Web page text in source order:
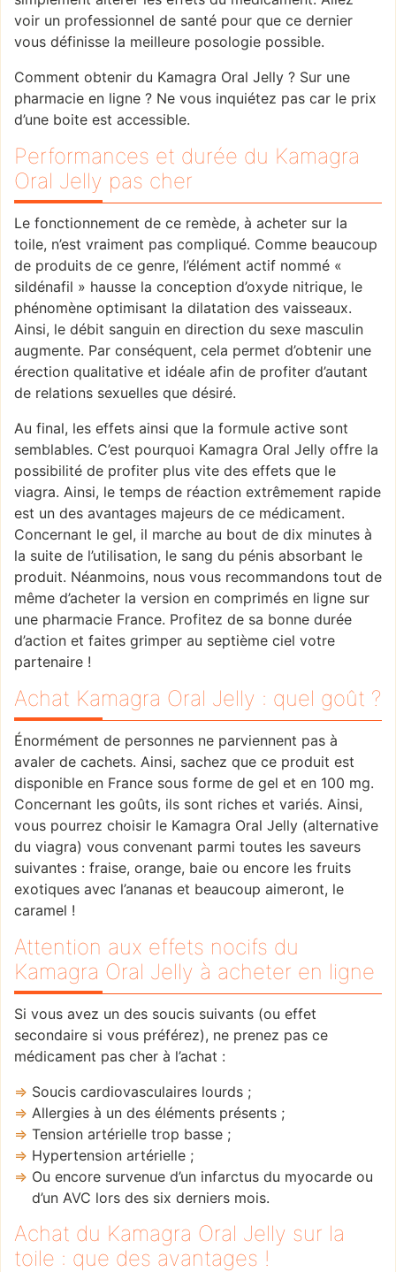
voir un professionnel de santé pour que ce dernier
vous définisse la meilleure posologie possible.
Comment obtenir du Kamagra Oral Jelly ? Sur une
pharmacie en ligne ? Ne vous inquiétez pas car le prix
d’une boite est accessible.
Performances et durée du Kamagra
Oral Jelly pas cher
Le fonctionnement de ce remède, à acheter sur la
toile, n’est vraiment pas compliqué. Comme beaucoup
de produits de ce genre, l’élément actif nommé «
sildénafil » hausse la conception d’oxyde nitrique, le
phénomène optimisant la dilatation des vaisseaux.
Ainsi, le débit sanguin en direction du sexe masculin
augmente. Par conséquent, cela permet d’obtenir une
érection qualitative et idéale afin de profiter d’autant
de relations sexuelles que désiré.
Au final, les effets ainsi que la formule active sont
semblables. C’est pourquoi Kamagra Oral Jelly offre la
possibilité de profiter plus vite des effets que le
viagra. Ainsi, le temps de réaction extrêmement rapide
est un des avantages majeurs de ce médicament.
Concernant le gel, il marche au bout de dix minutes à
la suite de l’utilisation, le sang du pénis absorbant le
produit. Néanmoins, nous vous recommandons tout de
même d’acheter la version en comprimés en ligne sur
une pharmacie France. Profitez de sa bonne durée
d’action et faites grimper au septième ciel votre
partenaire !
Achat Kamagra Oral Jelly : quel goût ?
Énormément de personnes ne parviennent pas à
avaler de cachets. Ainsi, sachez que ce produit est
disponible en France sous forme de gel et en 100 mg.
Concernant les goûts, ils sont riches et variés. Ainsi,
vous pourrez choisir le Kamagra Oral Jelly (alternative
du viagra) vous convenant parmi toutes les saveurs
suivantes : fraise, orange, baie ou encore les fruits
exotiques avec l’ananas et beaucoup aimeront, le
caramel !
Attention aux effets nocifs du
Kamagra Oral Jelly à acheter en ligne
Si vous avez un des soucis suivants (ou effet
secondaire si vous préférez), ne prenez pas ce
médicament pas cher à l’achat :
Soucis cardiovasculaires lourds ;
Allergies à un des éléments présents ;
Tension artérielle trop basse ;
Hypertension artérielle ;
Ou encore survenue d’un infarctus du myocarde ou
d’un AVC lors des six derniers mois.
Achat du Kamagra Oral Jelly sur la
toile : que des avantages !